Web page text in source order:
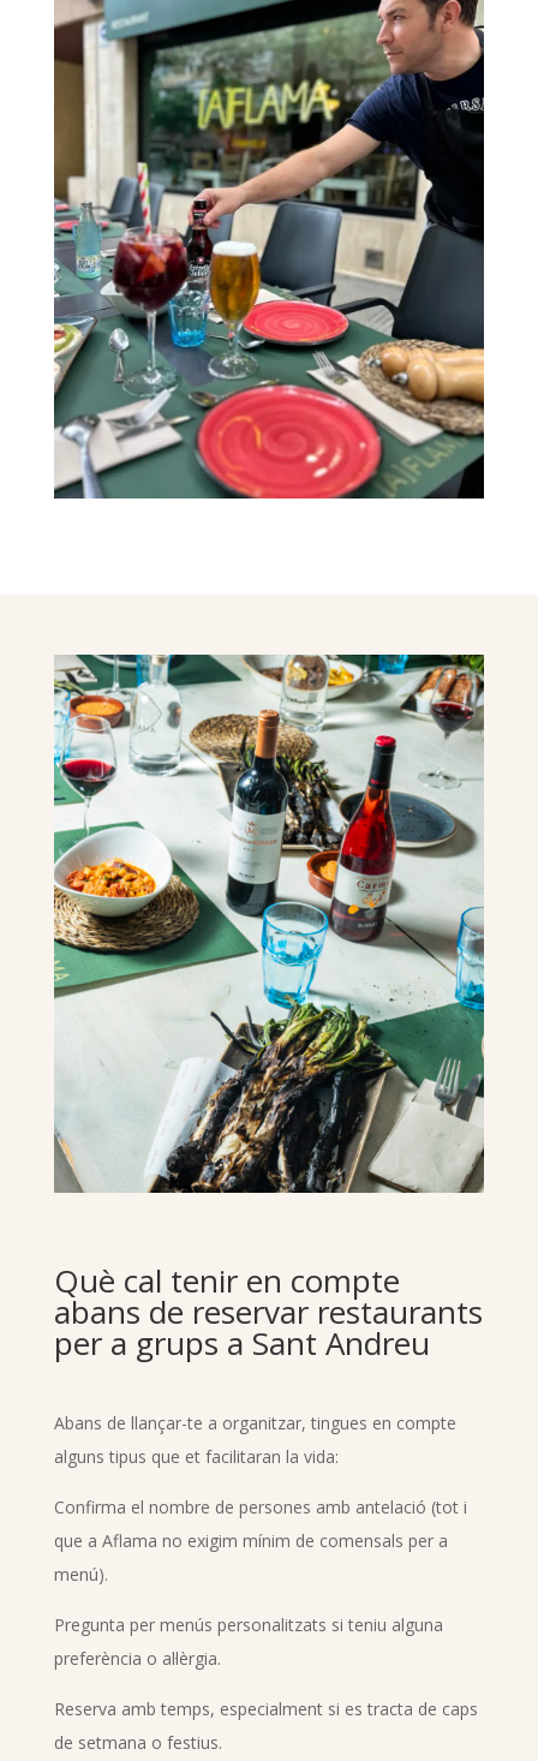
Què cal tenir en compte
abans de reservar restaurants
per a grups a Sant Andreu
Abans de llançar-te a organitzar, tingues en compte
alguns tipus que et facilitaran la vida:
Confirma el nombre de persones amb antelació (tot i
que a Aflama no exigim mínim de comensals per a
menú).
Pregunta per menús personalitzats si teniu alguna
preferència o al·lèrgia.
Reserva amb temps, especialment si es tracta de caps
de setmana o festius.